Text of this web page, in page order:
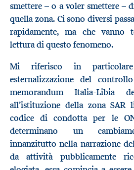
smettere – o a voler smettere –
quella zona. Ci sono diversi
rapidamente, ma che vanno
lettura di questo fenomeno.
Mi riferisco in
esternalizzazione del
memorandum Italia-Libia
all’istituzione della zona
codice di condotta per le
determinano un
innanzitutto nella narrazione
da attività pubblicamente